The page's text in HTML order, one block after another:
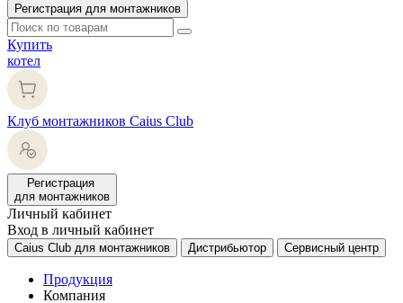
Регистрация для монтажников
Купить
котел
Клуб монтажников Caius Club
Регистрация
для монтажников
Личный кабинет
Вход в личный кабинет
Caius Club для монтажников Дистрибьютор Сервисный центр
Продукция
Компания